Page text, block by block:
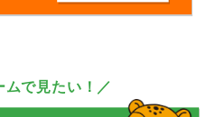
ムで見たい！／